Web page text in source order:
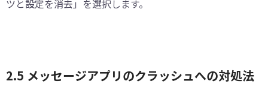
ツと設定を消去」を選択します。
2.5 メッセージアプリのクラッシュへの対処法